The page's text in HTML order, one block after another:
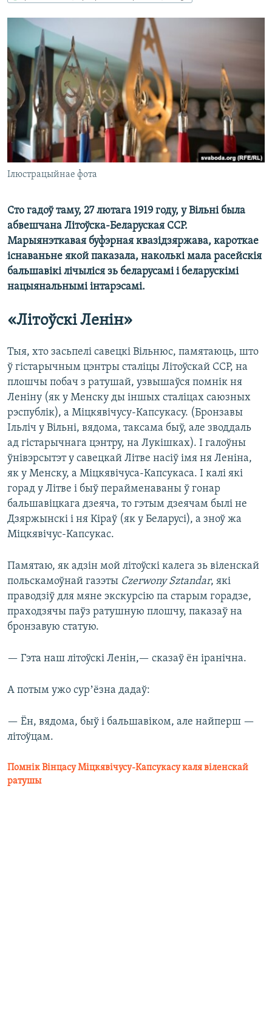
КУЛЬТУРА
КАЛЯНДАР
МОВА
НА ХВАЛЯХ СВАБОДЫ
Ілюстрацыйнае фота
Сто гадоў таму, 27 лютага 1919 году, у Вільні была
абвешчана Літоўска-Беларуская ССР.
Марыянэткавая буфэрная квазідзяржава, кароткае
існаваньне якой паказала, наколькі мала расейскія
бальшавікі лічыліся зь беларусамі і беларускімі
нацыянальнымі інтарэсамі.
«Літоўскі Ленін»
Тыя, хто засьпелі савецкі Вільнюс, памятаюць, што
ў гістарычным цэнтры сталіцы Літоўскай ССР, на
плошчы побач з ратушай, узвышаўся помнік ня
Леніну (як у Менску ды іншых сталіцах саюзных
рэспублік), а Міцкявічусу-Капсукасу. (Бронзавы
Ільліч у Вільні, вядома, таксама быў, але зводдаль
ад гістарычнага цэнтру, на Лукішках). І галоўны
ўнівэрсытэт у савецкай Літве насіў імя ня Леніна,
як у Менску, а Міцкявічуса-Капсукаса. І калі які
горад у Літве і быў перайменаваны ў гонар
бальшавіцкага дзеяча, то гэтым дзеячам былі не
Дзяржынскі і ня Кіраў (як у Беларусі), а зноў жа
Міцкявічус-Капсукас.
Памятаю, як адзін мой літоўскі калега зь віленскай
польскамоўнай газэты Czerwony Sztandar, які
праводзіў для мяне экскурсію па старым горадзе,
праходзячы паўз ратушную плошчу, паказаў на
бронзавую статую.
— Гэта наш літоўскі Ленін,— сказаў ён іранічна.
А потым ужо сурʼёзна дадаў:
— Ён, вядома, быў і бальшавіком, але найперш —
літоўцам.
Помнік Вінцасу Міцкявічусу-Капсукасу каля віленскай
ратушы